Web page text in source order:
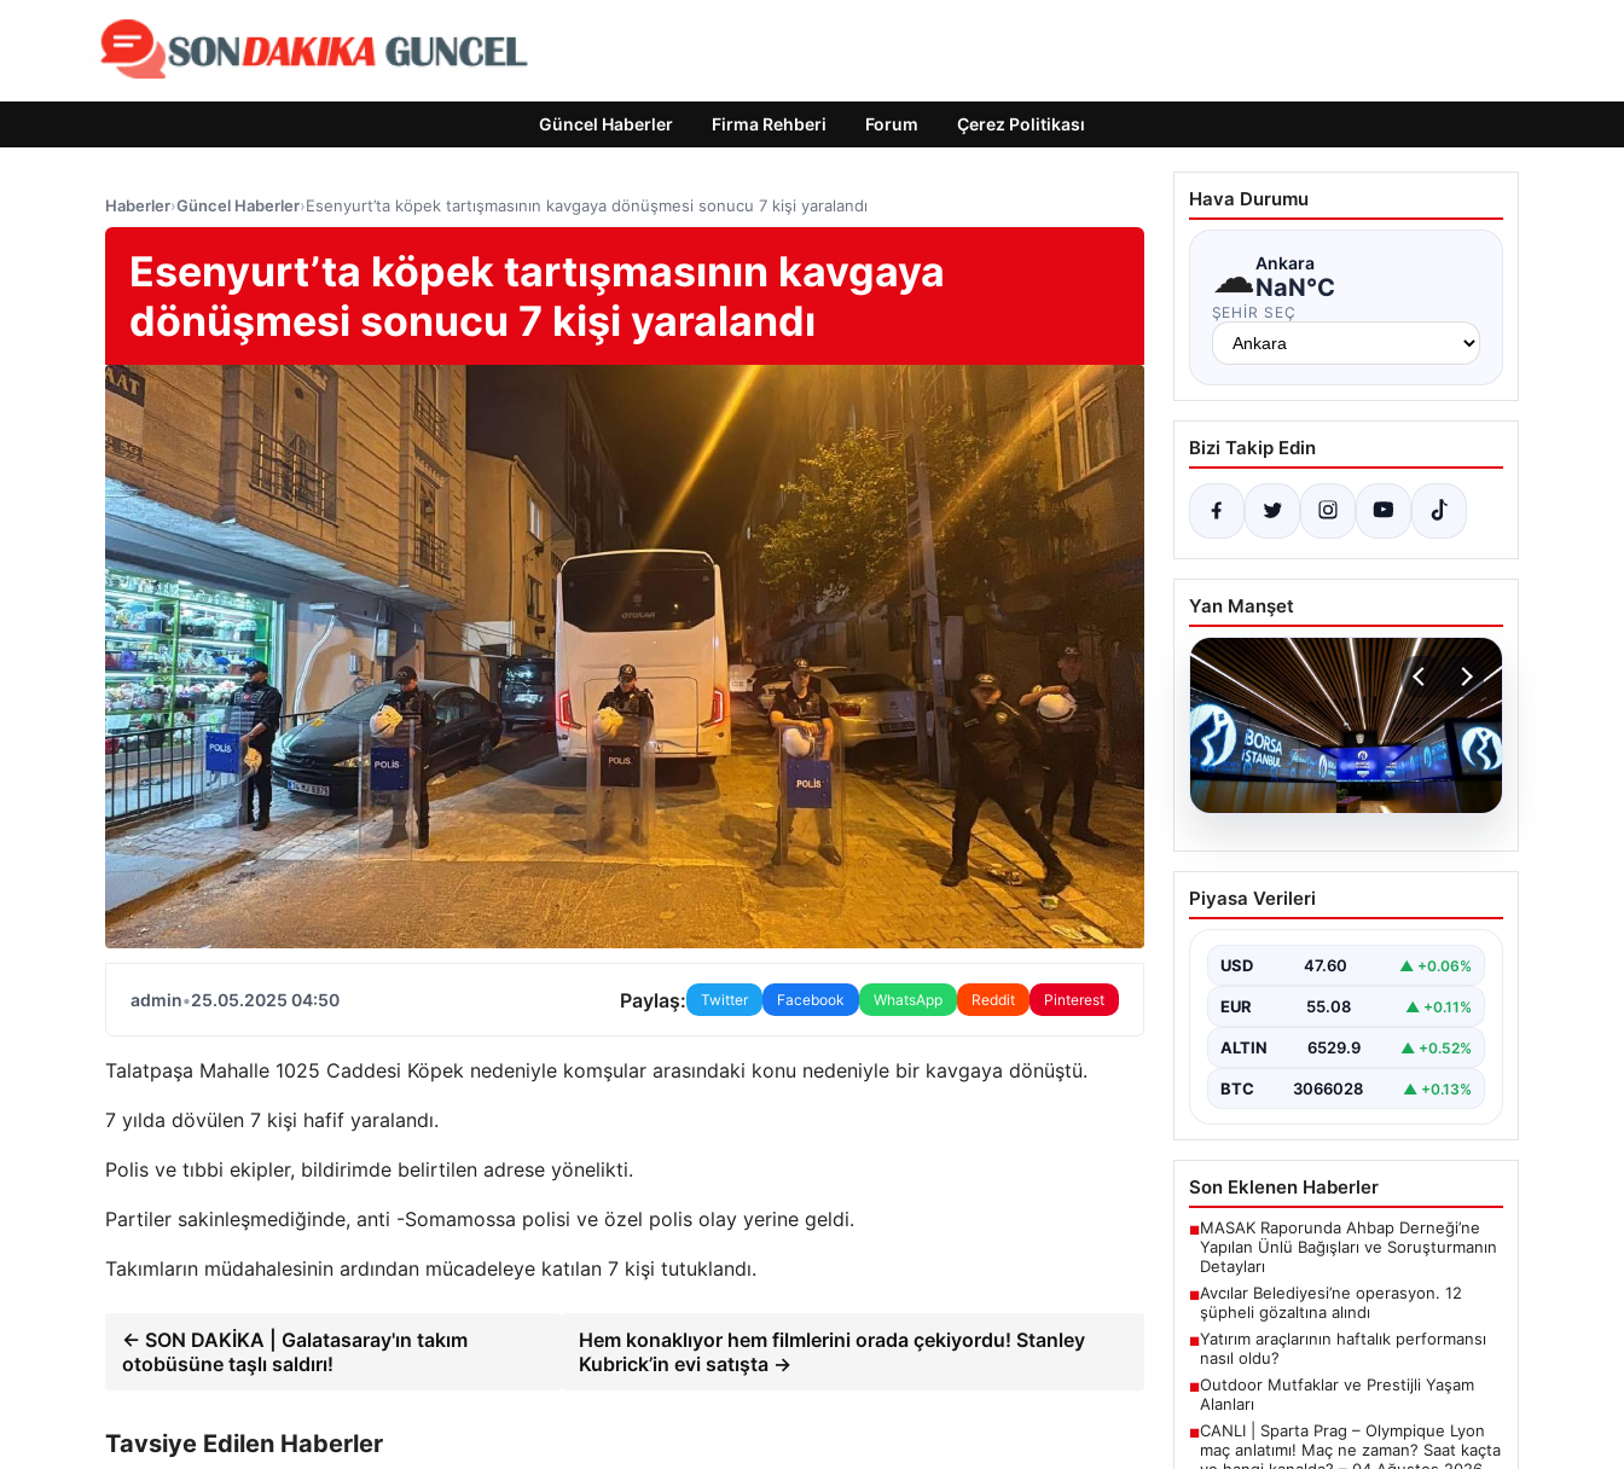
Güncel Haberler Firma Rehberi Forum Çerez Politikası
Haberler›Güncel Haberler›Esenyurt’ta köpek tartışmasının kavgaya dönüşmesi sonucu 7 kişi yaralandı
Esenyurt’ta köpek tartışmasının kavgaya
dönüşmesi sonucu 7 kişi yaralandı
admin•25.05.2025 04:50 Paylaş: Twitter Facebook WhatsApp Reddit Pinterest
Talatpaşa Mahalle 1025 Caddesi Köpek nedeniyle komşular arasındaki konu nedeniyle bir kavgaya dönüştü.
7 yılda dövülen 7 kişi hafif yaralandı.
Polis ve tıbbi ekipler, bildirimde belirtilen adrese yönelikti.
Partiler sakinleşmediğinde, anti -Somamossa polisi ve özel polis olay yerine geldi.
Takımların müdahalesinin ardından mücadeleye katılan 7 kişi tutuklandı.
← SON DAKİKA | Galatasaray'ın takım
otobüsüne taşlı saldırı!
Hem konaklıyor hem filmlerini orada çekiyordu! Stanley
Kubrick’in evi satışta →
Tavsiye Edilen Haberler
Hava Durumu
☁Ankara
NaN°C
ŞEHIR SEÇ
Bizi Takip Edin
Yan Manşet
05.08.2026
Yatırım araçlarının
haftalık performansı
Piyasa Verileri
USD 47.60 ▲ +0.06%
EUR 55.08 ▲ +0.11%
ALTIN 6529.9 ▲ +0.52%
BTC 3066028 ▲ +0.13%
Son Eklenen Haberler
■MASAK Raporunda Ahbap Derneği’ne
Yapılan Ünlü Bağışları ve Soruşturmanın
Detayları
■Avcılar Belediyesi’ne operasyon. 12
şüpheli gözaltına alındı
■Yatırım araçlarının haftalık performansı
nasıl oldu?
■Outdoor Mutfaklar ve Prestijli Yaşam
Alanları
■CANLI | Sparta Prag – Olympique Lyon
maç anlatımı! Maç ne zaman? Saat kaçta